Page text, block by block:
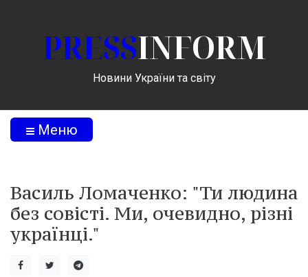
PRESSINFORM
Новини України та світу
Меню
Василь Ломаченко: "Ти людина
без совісті. Ми, очевидно, різні
українці."